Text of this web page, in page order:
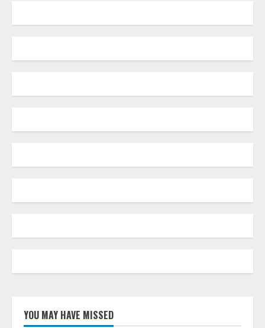
YOU MAY HAVE MISSED